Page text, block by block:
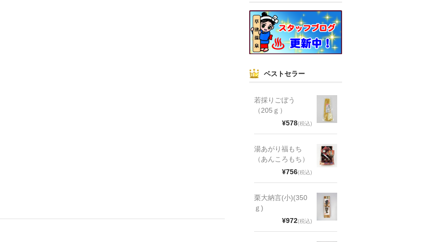
ベストセラー
若採りごぼう
（205ｇ）
¥578(税込)
湯あがり福もち
（あんころもち）
¥756(税込)
栗大納言(小)(350
ｇ)
¥972(税込)